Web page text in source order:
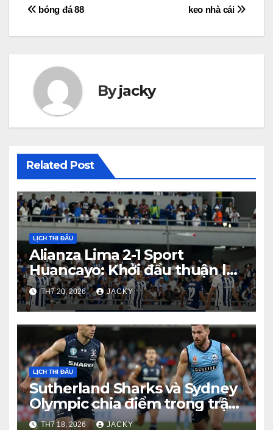
Điều
hướng
bài
viết
keo nhà cái
bóng đá 88
Byjacky
Related Post
LỊCH THI ĐẤU
Alianza Lima 2-1 Sport
Huancayo: Khởi đầu thuận lợi
cho đội chủ nhà tại Clausura
TH7 20, 2026 JACKY
LỊCH THI ĐẤU
Sutherland Sharks và Sydney
Olympic chia điểm trong trận
hòa 1-1
TH7 18, 2026 JACKY